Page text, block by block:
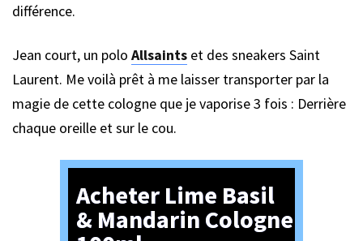
différence.
Jean court, un polo Allsaints et des sneakers Saint
Laurent. Me voilà prêt à me laisser transporter par la
magie de cette cologne que je vaporise 3 fois : Derrière
chaque oreille et sur le cou.
Acheter Lime Basil
& Mandarin Cologne